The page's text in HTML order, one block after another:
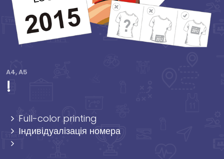
A4, A5
!
Full-color printing
Індивідуалізація номера